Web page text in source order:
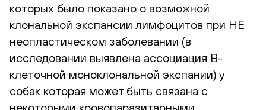
которых было показано о возможной
клональной экспансии лимфоцитов при НЕ
неопластическом заболевании (в
исследовании выявлена ассоциация В-
клеточной моноклональной экспании) у
собак которая может быть связана с
некоторыми кровопаразитарными